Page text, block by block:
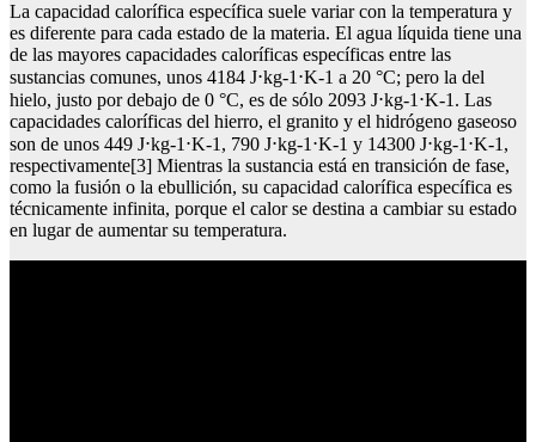
La capacidad calorífica específica suele variar con la temperatura y
es diferente para cada estado de la materia. El agua líquida tiene una
de las mayores capacidades caloríficas específicas entre las
sustancias comunes, unos 4184 J⋅kg-1⋅K-1 a 20 °C; pero la del
hielo, justo por debajo de 0 °C, es de sólo 2093 J⋅kg-1⋅K-1. Las
capacidades caloríficas del hierro, el granito y el hidrógeno gaseoso
son de unos 449 J⋅kg-1⋅K-1, 790 J⋅kg-1⋅K-1 y 14300 J⋅kg-1⋅K-1,
respectivamente[3] Mientras la sustancia está en transición de fase,
como la fusión o la ebullición, su capacidad calorífica específica es
técnicamente infinita, porque el calor se destina a cambiar su estado
en lugar de aumentar su temperatura.